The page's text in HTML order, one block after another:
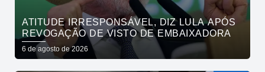
ATITUDE IRRESPONSÁVEL, DIZ LULA APÓS
REVOGAÇÃO DE VISTO DE EMBAIXADORA
6 de agosto de 2026